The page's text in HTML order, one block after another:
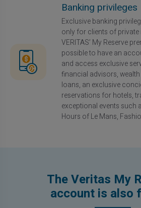
Banking privileges
Exclusive banking
only for clients of private
VERITAS’ My Reserve
possible to have an
and access exclusive
financial advisors,
loans, an exclusive
reservations for hotels,
exceptional events such
Hours of Le Mans,
The Veritas My
account is also